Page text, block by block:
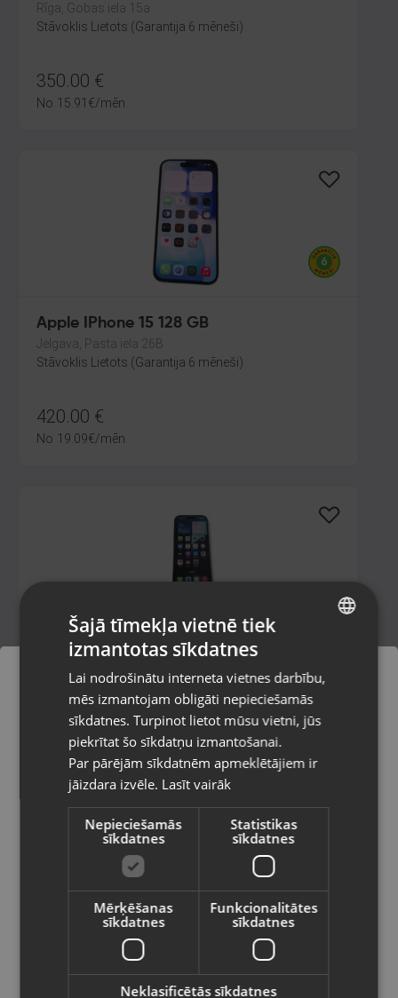
Rīga, Gobas iela 15a
Stāvoklis Lietots (Garantija 6 mēneši)
350.00 €
No 15.91 €/mēn.
Apple IPhone 15 128 GB
Jelgava, Pasta iela 26B
Stāvoklis Lietots (Garantija 6 mēneši)
420.00 €
No 19.09€/mēn.
Apple IPhone 15 128 GB
Liepāja, P. Brieža iela 14
Stāvoklis Lietots (Garantija 6 mēneši)
450.00€
€ /mēn.
Apple IPhone 14 128GB
Pasūtījumi tiks piegādāti uz
izvēlēto valsti
Vietnes saturs būs attēlots izvēlētajā
valodā
Valsts
Latviešu / Latvian
RUSSIAN
Šajā tīmekļa vietnē tiek
izmantotas sīkdatnes
Lai nodrošinātu interneta vietnes darbību,
mēs izmantojam obligāti nepieciešamās
sīkdatnes. Turpinot lietot mūsu vietni, jūs
piekrītat šo sīkdatņu izmantošanai.
Par pārējām sīkdatnēm apmeklētājiem ir
jāizdara izvēle. Lasīt vairāk
Nepieciešamās
sīkdatnes
Statistikas
sīkdatnes
Mērķēšanas
sīkdatnes
Funkcionalitātes
sīkdatnes
Neklasificētās sīkdatnes